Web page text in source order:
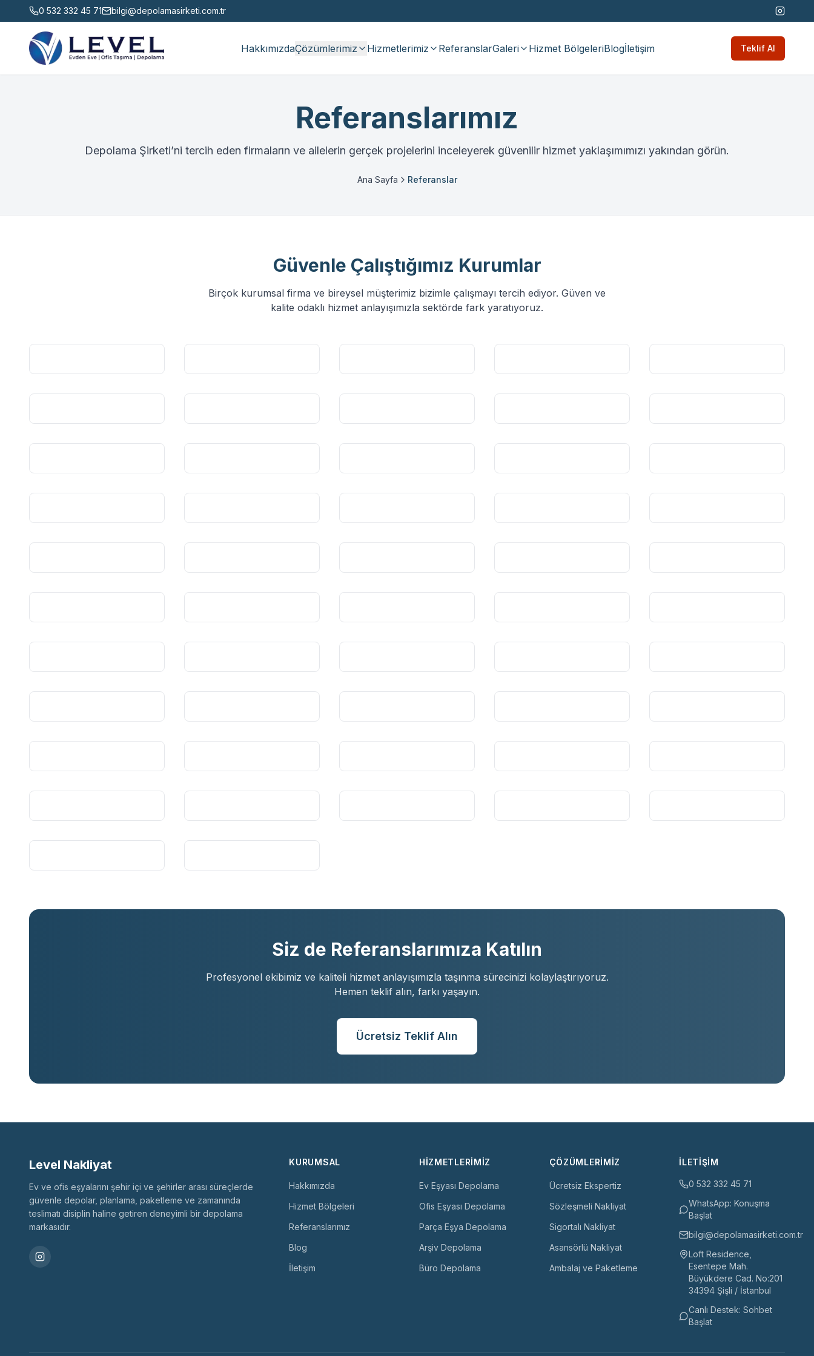
0 532 332 45 71 bilgi@depolamasirketi.com.tr
HakkımızdaÇözümlerimiz Hizmetlerimiz ReferanslarGaleri Hizmet BölgeleriBlogİletişim Teklif Al
Referanslarımız
Depolama Şirketi’ni tercih eden firmaların ve ailelerin gerçek projelerini inceleyerek güvenilir hizmet yaklaşımımızı yakından görün.
Ana Sayfa Referanslar
Güvenle Çalıştığımız Kurumlar
Birçok kurumsal firma ve bireysel müşterimiz bizimle çalışmayı tercih ediyor. Güven ve
kalite odaklı hizmet anlayışımızla sektörde fark yaratıyoruz.
Siz de Referanslarımıza Katılın
Profesyonel ekibimiz ve kaliteli hizmet anlayışımızla taşınma sürecinizi kolaylaştırıyoruz.
Hemen teklif alın, farkı yaşayın.
Ücretsiz Teklif Alın
Level Nakliyat
Ev ve ofis eşyalarını şehir içi ve şehirler arası süreçlerde
güvenle depolar, planlama, paketleme ve zamanında
teslimatı disiplin haline getiren deneyimli bir depolama
markasıdır.
KURUMSAL
Hakkımızda
Hizmet Bölgeleri
Referanslarımız
Blog
İletişim
HIZMETLERIMIZ
Ev Eşyası Depolama
Ofis Eşyası Depolama
Parça Eşya Depolama
Arşiv Depolama
Büro Depolama
ÇÖZÜMLERIMIZ
Ücretsiz Ekspertiz
Sözleşmeli Nakliyat
Sigortalı Nakliyat
Asansörlü Nakliyat
Ambalaj ve Paketleme
İLETIŞIM
0 532 332 45 71
WhatsApp: Konuşma
Başlat
bilgi@depolamasirketi.com.tr
Loft Residence,
Esentepe Mah.
Büyükdere Cad. No:201
34394 Şişli / İstanbul
Canlı Destek: Sohbet
Başlat